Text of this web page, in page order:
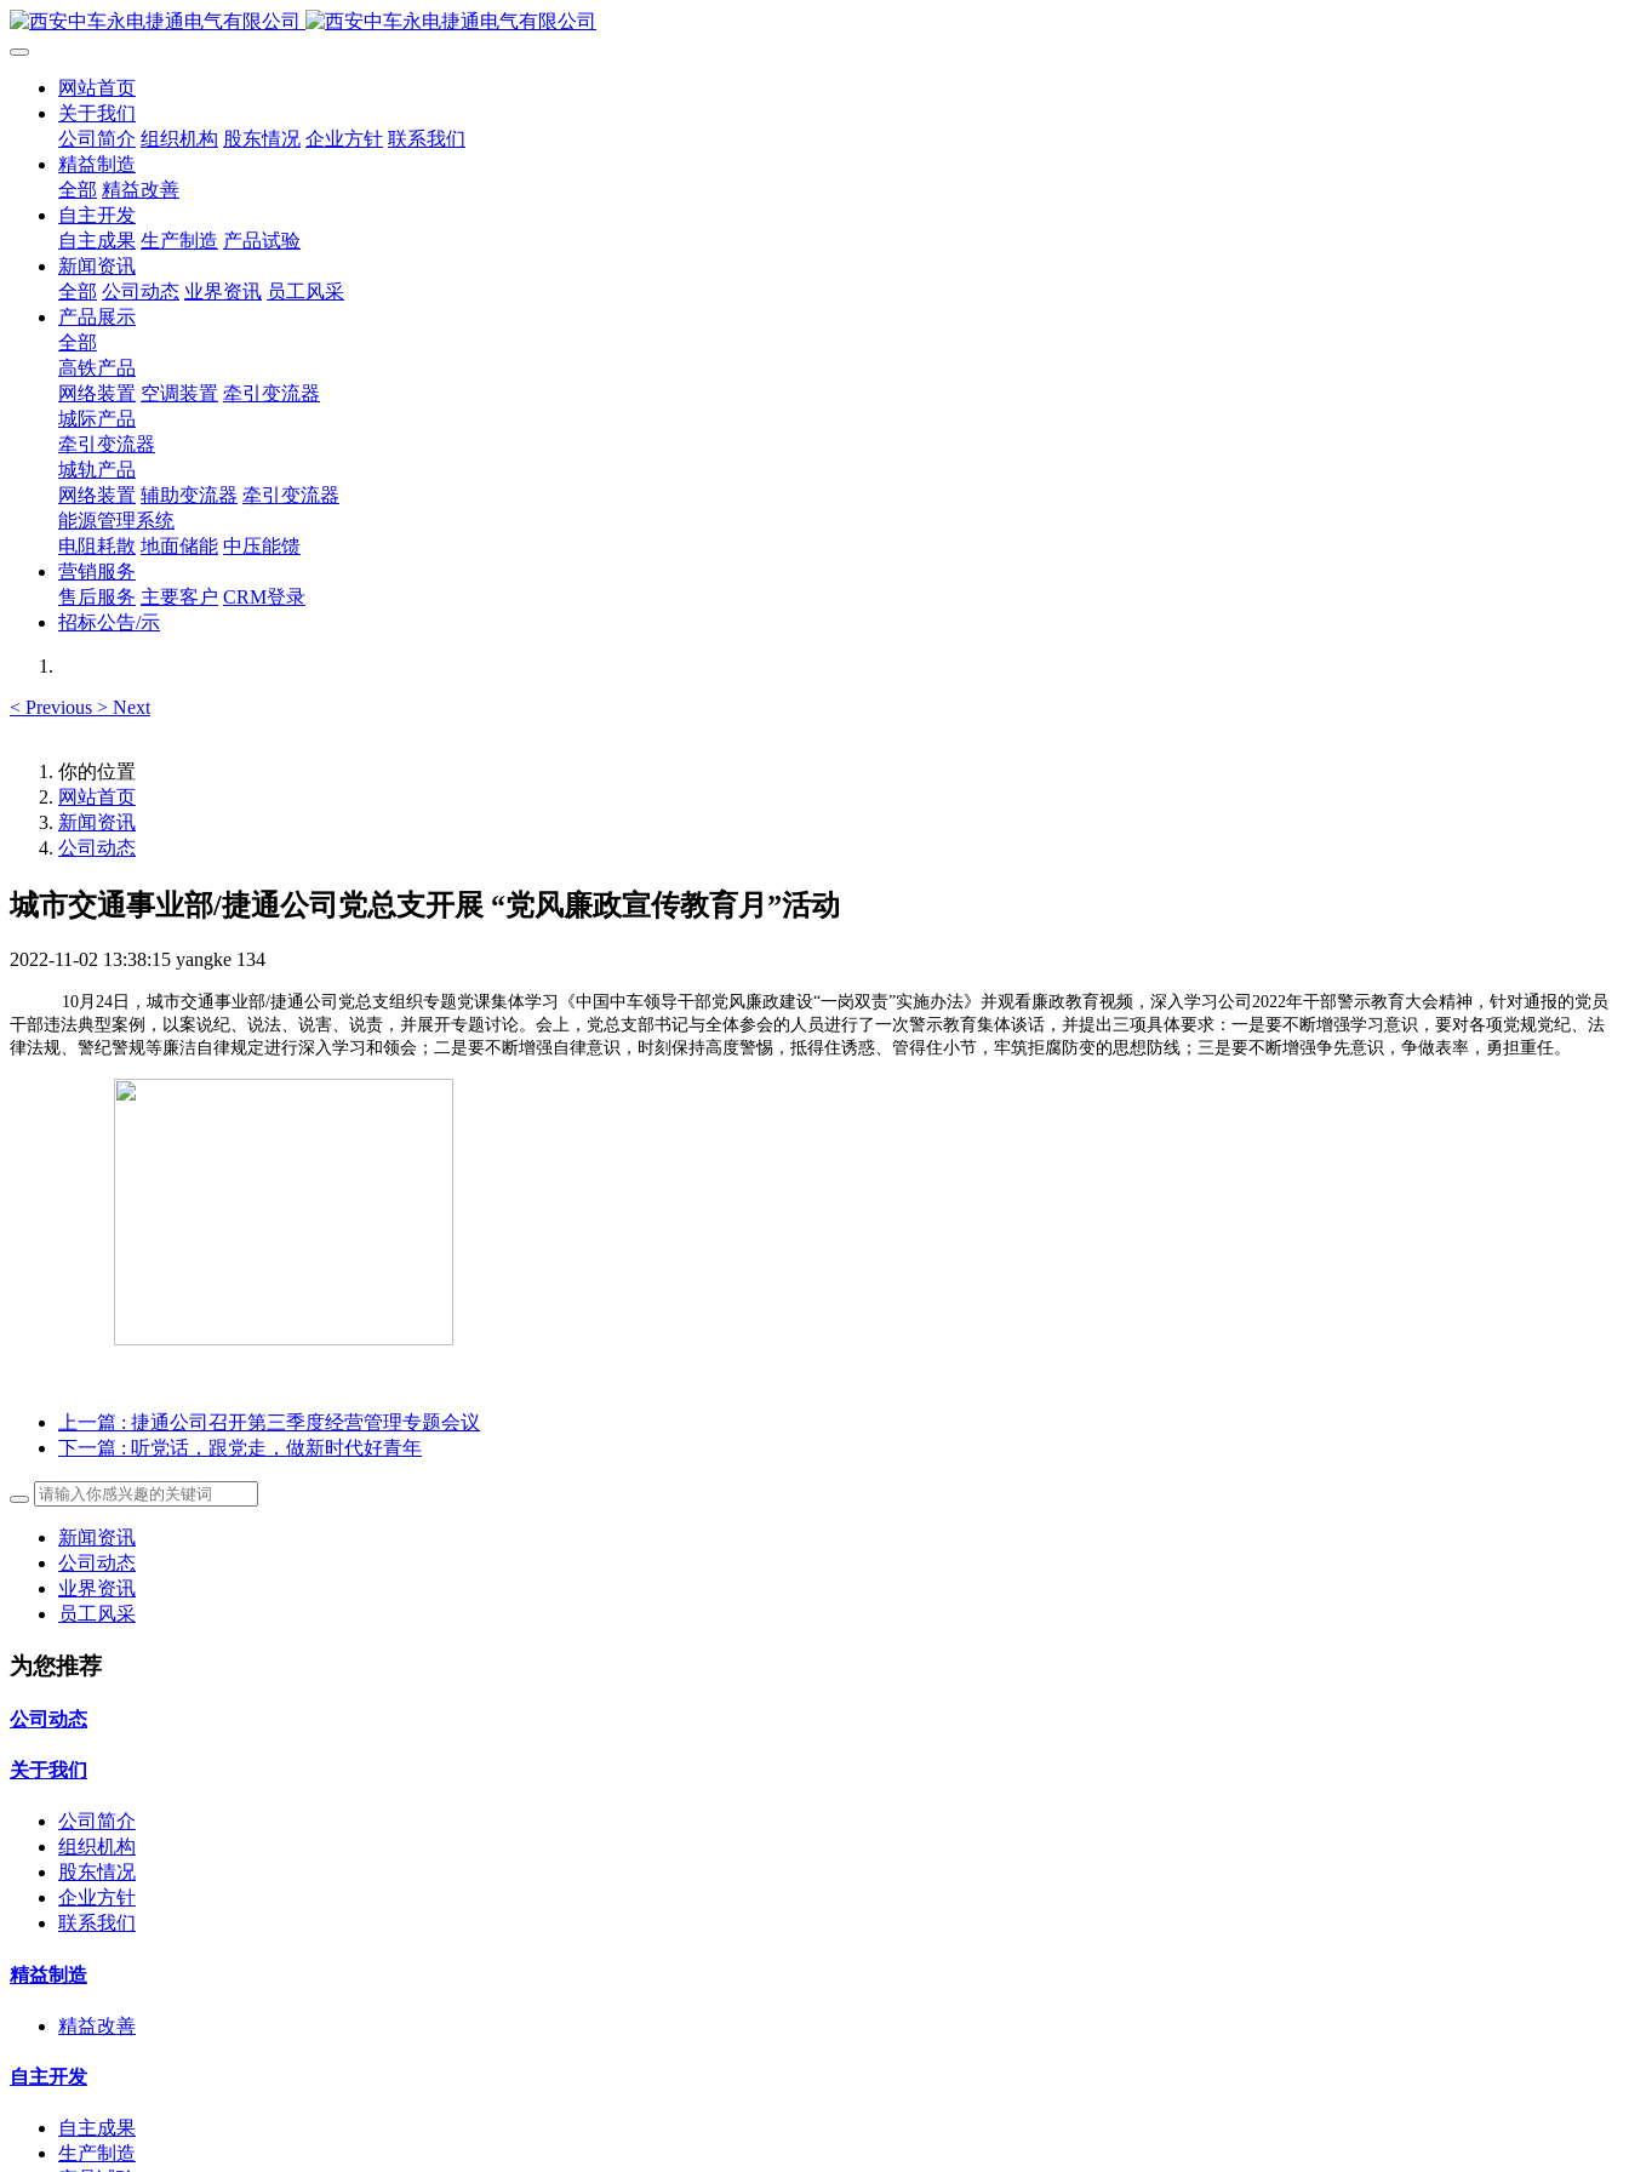
网站首页
关于我们
公司简介 组织机构 股东情况 企业方针 联系我们
精益制造
全部 精益改善
自主开发
自主成果 生产制造 产品试验
新闻资讯
全部 公司动态 业界资讯 员工风采
产品展示
全部
高铁产品
网络装置 空调装置 牵引变流器
城际产品
牵引变流器
城轨产品
网络装置 辅助变流器 牵引变流器
能源管理系统
电阻耗散 地面储能 中压能馈
营销服务
售后服务 主要客户 CRM登录
招标公告/示
< Previous > Next
你的位置
网站首页
新闻资讯
公司动态
城市交通事业部/捷通公司党总支开展 “党风廉政宣传教育月”活动
2022-11-02 13:38:15 yangke 134
10月24日，城市交通事业部/捷通公司党总支组织专题党课集体学习《中国中车领导干部党风廉政建设“一岗双责”实施办法》并观看廉政教育视频，深入学习公司2022年干部警示教育大会精神，针对通报的党员
干部违法典型案例，以案说纪、说法、说害、说责，并展开专题讨论。会上，党总支部书记与全体参会的人员进行了一次警示教育集体谈话，并提出三项具体要求：一是要不断增强学习意识，要对各项党规党纪、法
律法规、警纪警规等廉洁自律规定进行深入学习和领会；二是要不断增强自律意识，时刻保持高度警惕，抵得住诱惑、管得住小节，牢筑拒腐防变的思想防线；三是要不断增强争先意识，争做表率，勇担重任。
上一篇 : 捷通公司召开第三季度经营管理专题会议
下一篇 : 听党话，跟党走，做新时代好青年
新闻资讯
公司动态
业界资讯
员工风采
为您推荐
公司动态
关于我们
公司简介
组织机构
股东情况
企业方针
联系我们
精益制造
精益改善
自主开发
自主成果
生产制造